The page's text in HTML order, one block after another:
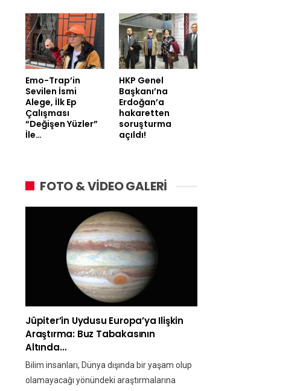
Emo-Trap’in
Sevilen İsmi
Alege, İlk Ep
Çalışması
“Değişen Yüzler”
İle…
HKP Genel
Başkanı’na
Erdoğan’a
hakaretten
soruşturma
açıldı!
FOTO & VİDEO GALERİ
Jüpiter’in Uydusu Europa’ya Ilişkin
Araştırma: Buz Tabakasının
Altında…
Bilim insanları, Dünya dışında bir yaşam olup
olamayacağı yönündeki araştırmalarına